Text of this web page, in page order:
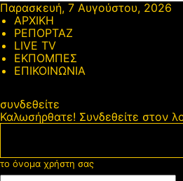
Παρασκευή, 7 Αυγούστου, 2026
ΑΡΧΙΚΗ
ΡΕΠΟΡΤΑΖ
LIVE TV
ΕΚΠΟΜΠΕΣ
ΕΠΙΚΟΙΝΩΝΙΑ
συνδεθείτε
Καλωσήρθατε! Συνδεθείτε στον
το όνομα χρήστη σας